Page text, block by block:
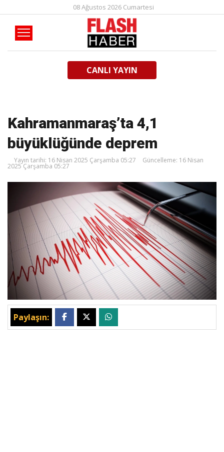
08 Ağustos 2026 Cumartesi
CANLI YAYIN
Kahramanmaraş’ta 4,1
büyüklüğünde deprem
Yayın tarihi: 16 Nisan 2025 Çarşamba 05:27 Güncelleme: 16 Nisan
2025 Çarşamba 05:27
Paylaşın: